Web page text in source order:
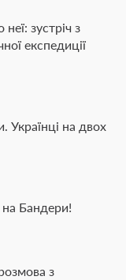
зустріч з
експедиції
Українці на двох
Бандери!
з